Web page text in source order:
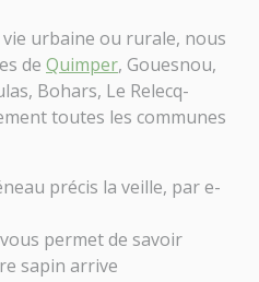
vie urbaine ou rurale, nous
de Quimper, Gouesnou,
Bohars, Le Relecq-
toutes les communes
précis la veille, par e-
permet de savoir
sapin arrive